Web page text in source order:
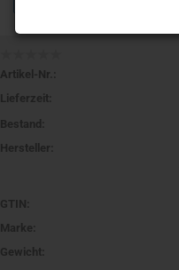
Artikel-Nr.:
Lieferzeit:
Bestand:
Hersteller:
GTIN:
Marke:
Gewicht: